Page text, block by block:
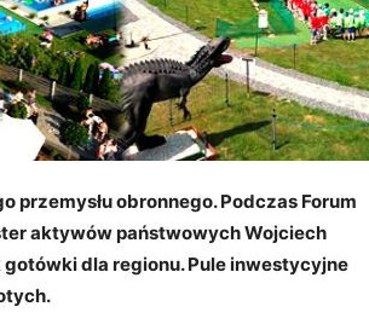
obronnego. Podczas Forum
aktywów państwowych Wojciech
dla regionu. Pule inwestycyjne